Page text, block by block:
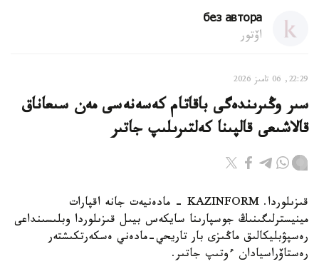
без автора
اۆتور
22:29, 06 تامىز 2026
سىر وڭىرىندەگى باقاتام كەسەنەسى مەن سىعاناق
قالاشىعى قالپىنا كەلتىرىلىپ جاتىر
قىزىلوردا. KAZINFORM - مادەنيەت جانە اقپارات
مينيسترلىگىنىڭ جوسپارىنا سايكەس بيىل قىزىلوردا وبلىسىنداعى
رەسپۋبليكالىق ماڭىزى بار تاريحي-مادەني ەسكەرتكىشتەر
رەستاۆراسيادان ءوتىپ جاتىر.